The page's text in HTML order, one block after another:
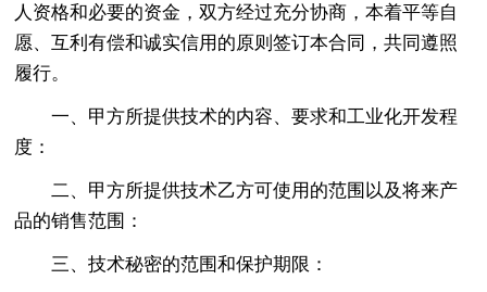
人资格和必要的资金，双方经过充分协商，本着平等自
愿、互利有偿和诚实信用的原则签订本合同，共同遵照
履行。
一、甲方所提供技术的内容、要求和工业化开发程
度：
二、甲方所提供技术乙方可使用的范围以及将来产
品的销售范围：
三、技术秘密的范围和保护期限：